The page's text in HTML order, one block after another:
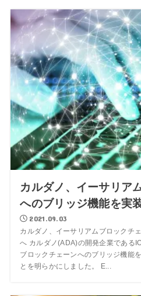
カルダノ、イーサリア
へのブリッジ機能を実
2021.09.03
カルダノ、イーサリアムブロックチ
へ カルダノ(ADA)の開発企業である
ブロックチェーンへのブリッジ機能
とを明らかにしました。 E...